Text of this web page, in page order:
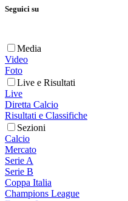
Seguici su
Media
Video
Foto
Live e Risultati
Live
Diretta Calcio
Risultati e Classifiche
Sezioni
Calcio
Mercato
Serie A
Serie B
Coppa Italia
Champions League